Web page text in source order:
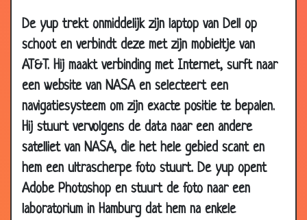
De yup trekt onmiddelijk zijn laptop van Dell op
schoot en verbindt deze met zijn mobieltje van
AT&T. Hij maakt verbinding met Internet, surft naar
een website van NASA en selecteert een
navigatiesysteem om zijn exacte positie te bepalen.
Hij stuurt vervolgens de data naar een andere
satelliet van NASA, die het hele gebied scant en
hem een ultrascherpe foto stuurt. De yup opent
Adobe Photoshop en stuurt de foto naar een
laboratorium in Hamburg dat hem na enkele
22 Feb
2007
70-jarige maagd
22 Feb
Slecht in spelling
19 Feb
2007
19 Feb
2007
Managementlessen
2007
370HSSV-0773H
13 Feb
Kerstavond